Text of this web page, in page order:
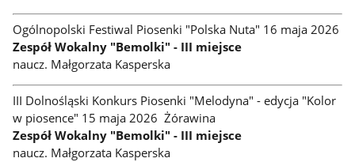
Ogólnopolski Festiwal Piosenki "Polska Nuta" 16 maja 2026
Zespół Wokalny "Bemolki" - III miejsce
naucz. Małgorzata Kasperska
III Dolnośląski Konkurs Piosenki "Melodyna" - edycja "Kolor
w piosence" 15 maja 2026 Żórawina
Zespół Wokalny "Bemolki" - III miejsce
naucz. Małgorzata Kasperska